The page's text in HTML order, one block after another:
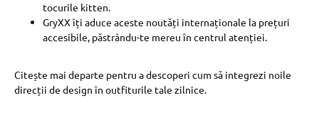
tocurile kitten.
GryXX îți aduce aceste noutăți internaționale la prețuri
accesibile, păstrându-te mereu în centrul atenției.
Citește mai departe pentru a descoperi cum să integrezi noile
direcții de design în outfiturile tale zilnice.